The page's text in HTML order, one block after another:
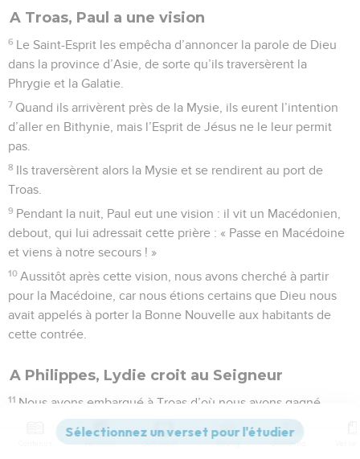
A Troas, Paul a une vision
6 Le Saint-Esprit les empêcha d’annoncer la parole de Dieu
dans la province d’Asie, de sorte qu’ils traversèrent la
Phrygie et la Galatie.
7 Quand ils arrivèrent près de la Mysie, ils eurent l’intention
d’aller en Bithynie, mais l’Esprit de Jésus ne le leur permit
pas.
8 Ils traversèrent alors la Mysie et se rendirent au port de
Troas.
9 Pendant la nuit, Paul eut une vision : il vit un Macédonien,
debout, qui lui adressait cette prière : « Passe en Macédoine
et viens à notre secours ! »
10 Aussitôt après cette vision, nous avons cherché à partir
pour la Macédoine, car nous étions certains que Dieu nous
avait appelés à porter la Bonne Nouvelle aux habitants de
cette contrée.
A Philippes, Lydie croit au Seigneur
11 Nous avons embarqué à Troas d’où nous avons gagné
directement l’île de Samothrace, puis, le lendemain,
Néapolis.
Versions Commentaires Strong